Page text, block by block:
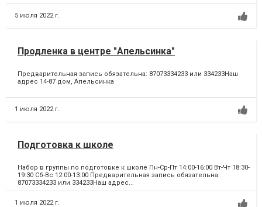
5 июля 2022 г.
Продленка в центре "Апельсинка"
Предварительная запись обязательна: 87073334233 или 334233Наш
адрес 14-87 дом, Апельсинка
1 июля 2022 г.
Подготовка к школе
Набор в группы по подготовке к школе Пн-Ср-Пт 14:00-16:00 Вт-Чт 18:30-
19:30 Сб-Вс 12:00-13:00 Предварительная запись обязательна:
87073334233 или 334233Наш адрес...
1 июля 2022 г.